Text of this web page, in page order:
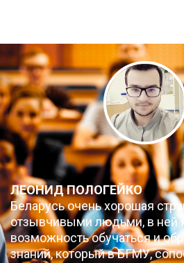
ЛЕОНИД ПОЛОГЕЙКО
Беларусь очень хорошая
отзывчивыми людьми, в ней
возможность обучаться и
знаний, который в БГМУ,